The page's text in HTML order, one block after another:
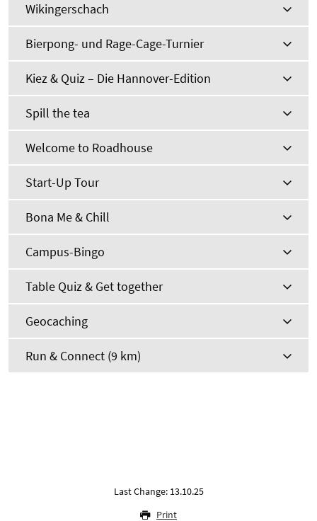
Wikingerschach
Bierpong- und Rage-Cage-Turnier
Kiez & Quiz – Die Hannover-Edition
Spill the tea
Welcome to Roadhouse
Start-Up Tour
Bona Me & Chill
Campus-Bingo
Table Quiz & Get together
Geocaching
Run & Connect (9 km)
Last Change: 13.10.25
Print